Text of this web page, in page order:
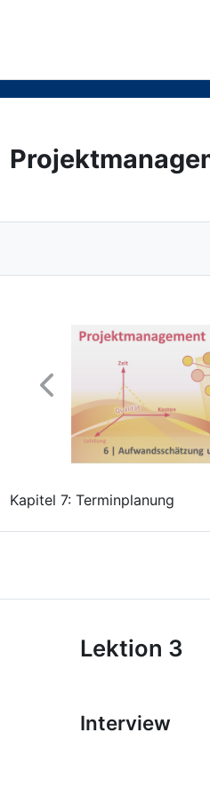
Previous
Kapitel 7: Terminplanung
Lektion 3
Interview